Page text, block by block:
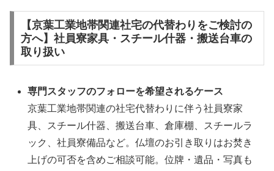
【京葉工業地帯関連社宅の代替わりをご検討の
方へ】社員寮家具・スチール什器・搬送台車の
取り扱い
専門スタッフのフォローを希望されるケース
京葉工業地帯関連の社宅代替わりに伴う社員寮家
具、スチール什器、搬送台車、倉庫棚、スチールラ
ック、社員寮備品など。仏壇のお引き取りはお焚き
上げの可否を含めご相談可能。位牌・遺品・写真も